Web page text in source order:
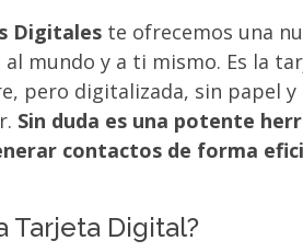
Digitales te ofrecemos una
mundo y a ti mismo. Es la
pero digitalizada, sin papel
Sin duda es una potente
contactos de forma
Tarjeta Digital?